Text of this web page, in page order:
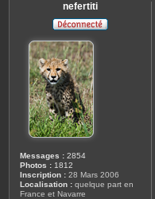
nefertiti
Messages : 2854
Photos : 1812
Inscription : 28 Mars 2006
Localisation : quelque part en
France et Navarre